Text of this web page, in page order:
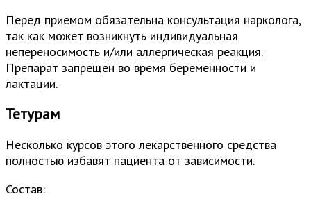
Перед приемом обязательна консультация нарколога,
так как может возникнуть индивидуальная
непереносимость и/или аллергическая реакция.
Препарат запрещен во время беременности и
лактации.
Тетурам
Несколько курсов этого лекарственного средства
полностью избавят пациента от зависимости.
Состав: